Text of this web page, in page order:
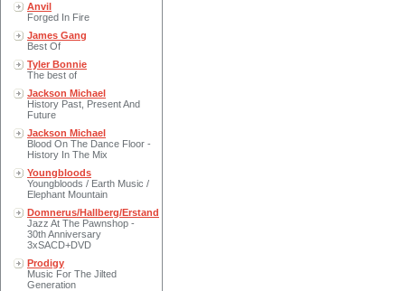
Anvil
Forged In Fire
James Gang
Best Of
Tyler Bonnie
The best of
Jackson Michael
History Past, Present And
Future
Jackson Michael
Blood On The Dance Floor -
History In The Mix
Youngbloods
Youngbloods / Earth Music /
Elephant Mountain
Domnerus/Hallberg/Erstand
Jazz At The Pawnshop -
30th Anniversary
3xSACD+DVD
Prodigy
Music For The Jilted
Generation